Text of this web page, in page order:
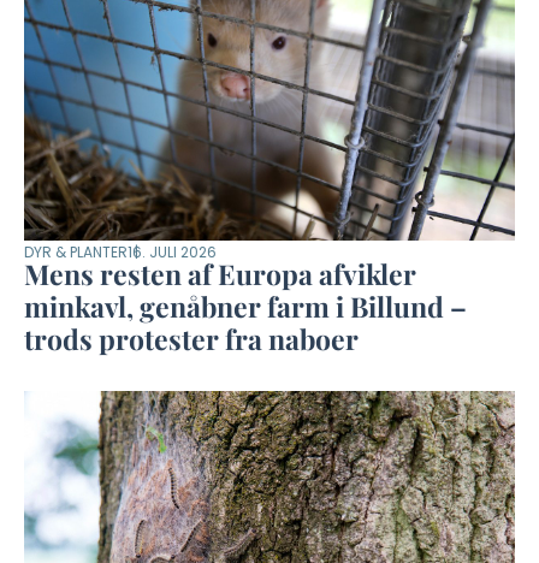
DYR & PLANTER16. JULI 2026
Mens resten af Europa afvikler
minkavl, genåbner farm i Billund –
trods protester fra naboer